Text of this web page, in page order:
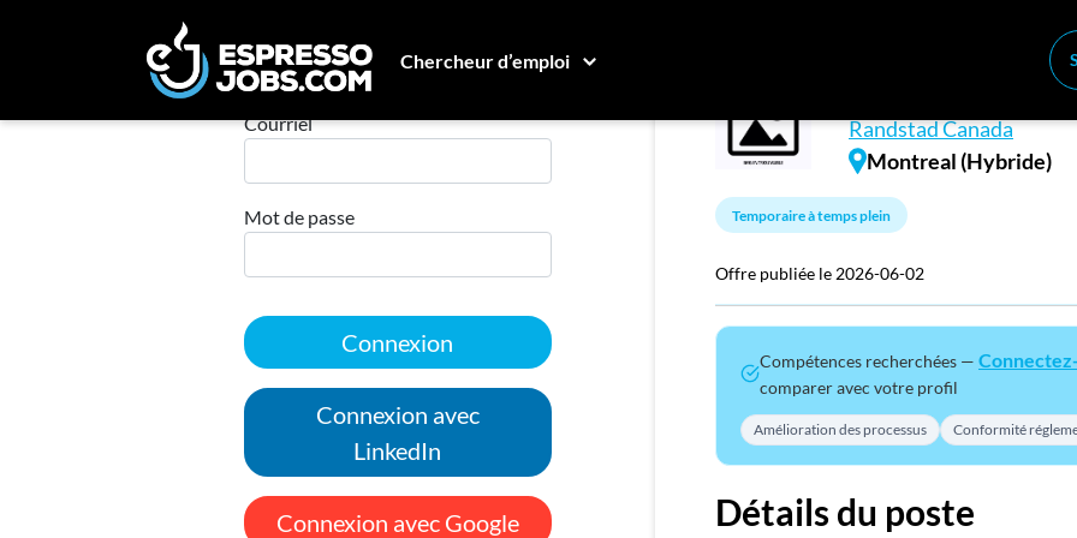
Chercheur d’emploi
Créez
Nos
Connexion
Courriel
Mot de passe
Connexion
Connexion avec
LinkedIn
Connexion avec Google
Analyste
Randstad Canada
Montreal (Hybride)
Temporaire à temps plein
Offre publiée le 2026-06-02
Compétences recherchées —
comparer avec votre profil
Amélioration des processus Conformité
Détails du poste